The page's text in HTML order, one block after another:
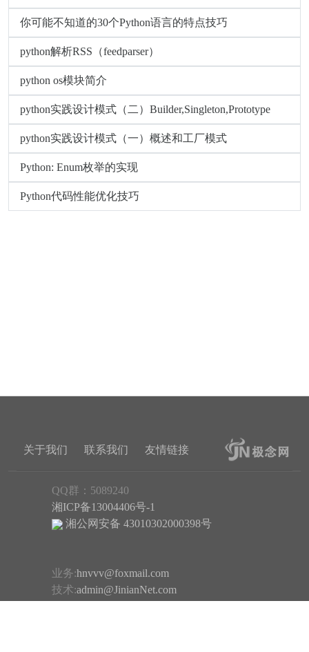
你可能不知道的30个Python语言的特点技巧
python解析RSS（feedparser）
python os模块简介
python实践设计模式（二）Builder,Singleton,Prototype
python实践设计模式（一）概述和工厂模式
Python: Enum枚举的实现
Python代码性能优化技巧
关于我们 联系我们 友情链接
QQ群：5089240
湘ICP备13004406号-1
湘公网安备 43010302000398号
业务:hnvvv@foxmail.com
技术:admin@JinianNet.com